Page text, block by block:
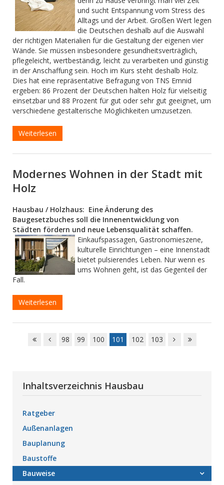
und sucht Entspannung vom Stress des
Alltags und der Arbeit. Großen Wert legen
die Deutschen deshalb auf die Auswahl
der richtigen Materialien für die Gestaltung der eigenen vier
Wände. Sie müssen insbesondere gesundheitsverträglich,
pflegeleicht, wertbeständig, leicht zu verarbeiten und günstig
in der Anschaffung sein. Hoch im Kurs steht deshalb Holz.
Dies hat eine repräsentative Befragung von TNS Emnid
ergeben: 86 Prozent der Deutschen halten Holz für vielseitig
einsetzbar und 88 Prozent für gut oder sehr gut geeignet, um
verschiedene gestalterische Möglichkeiten umzusetzen.
Weiterlesen
Modernes Wohnen in der Stadt mit
Holz
Hausbau / Holzhaus: Eine Änderung des
Baugesetzbuches soll die Innenentwicklung von
Städten fördern und neue Lebensqualität schaffen.
Einkaufspassagen, Gastronomieszene,
kulturelle Einrichtungen – eine Innenstadt
bietet pulsierendes Leben. Nur wenn es
ums Wohnen geht, ist das Gegenteil der
Fall.
Weiterlesen
98 99 100 101 102 103
Inhaltsverzeichnis Hausbau
Ratgeber
Außenanlagen
Bauplanung
Baustoffe
Bauweise